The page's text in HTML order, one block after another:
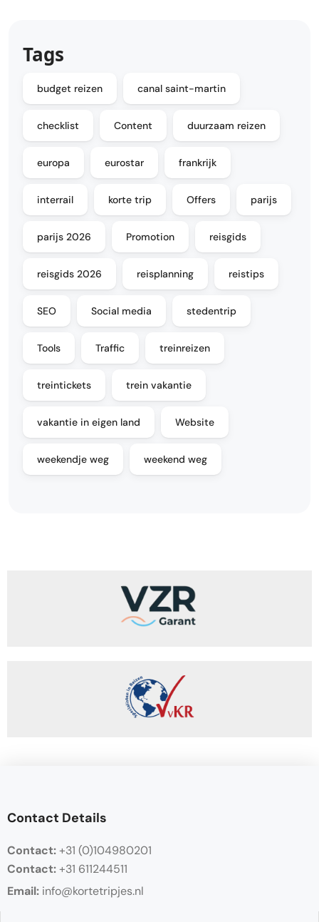
Tags
budget reizen canal saint-martin
checklist Content duurzaam reizen
europa eurostar frankrijk
interrail korte trip Offers parijs
parijs 2026 Promotion reisgids
reisgids 2026 reisplanning reistips
SEO Social media stedentrip
Tools Traffic treinreizen
treintickets trein vakantie
vakantie in eigen land Website
weekendje weg weekend weg
Contact Details
Contact:+31 (0)104980201
Contact:+31 611244511
Email: info@kortetripjes.nl